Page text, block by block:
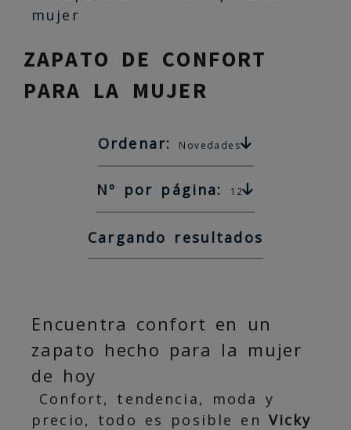
mujer
ZAPATO DE CONFORT
PARA LA MUJER
Ordenar: Novedades
Nº por página: 12
Cargando resultados
Encuentra confort en un
zapato hecho para la mujer
de hoy
Confort, tendencia, moda y
precio, todo es posible en Vicky